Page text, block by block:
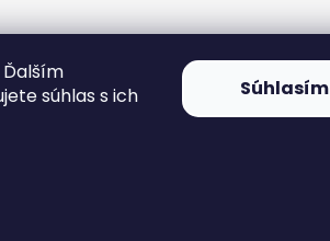
súhlas s ich
Súhlasím